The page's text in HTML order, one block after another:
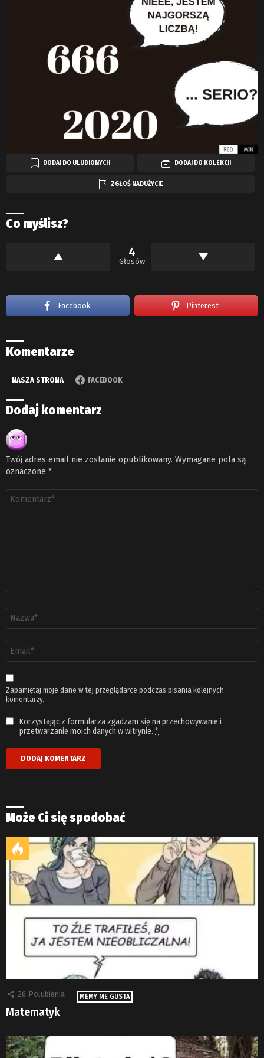
DODAJ DO ULUBIONYCH DODAJ DO KOLEKCJI
ZGŁOŚ NADUŻYCIE
Co myślisz?
4
Głosów
Facebook Pinterest
Komentarze
NASZA STRONA FACEBOOK
Dodaj komentarz
Twój adres email nie zostanie opublikowany. Wymagane pola są
oznaczone *
email
*
Zapamiętaj moje dane w tej przeglądarce podczas pisania kolejnych
komentarzy.
Korzystając z formularza zgadzam się na przechowywanie i
przetwarzanie moich danych w witrynie. *
Może Ci się spodobać
26 Polubienia MEMY ME GUSTA
Matematyk